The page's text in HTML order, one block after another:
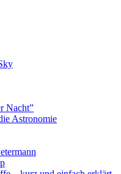
Nacht”
Astronomie